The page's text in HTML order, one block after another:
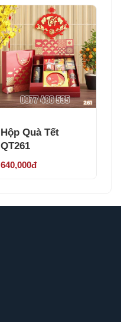
Hộp Quà Tết
QT261
640,000đ